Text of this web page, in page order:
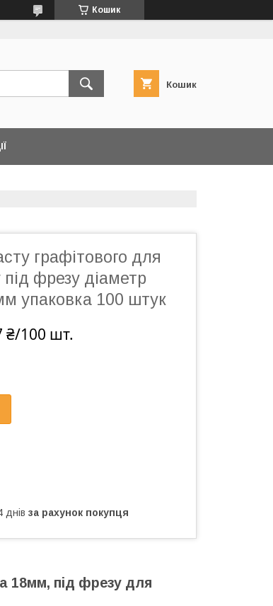
Кошик
Кошик
графітового для
фрезу діаметр
упаковка 100 штук
₴/100 шт.
днів за рахунок покупця
18мм, під фрезу для